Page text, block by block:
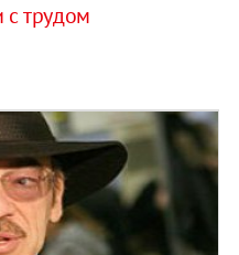
с трудом